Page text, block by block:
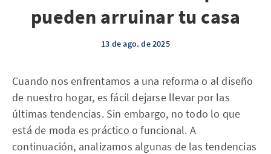
pueden arruinar tu casa
13 de ago. de 2025
Cuando nos enfrentamos a una reforma o al diseño
de nuestro hogar, es fácil dejarse llevar por las
últimas tendencias. Sin embargo, no todo lo que
está de moda es práctico o funcional. A
continuación, analizamos algunas de las tendencias